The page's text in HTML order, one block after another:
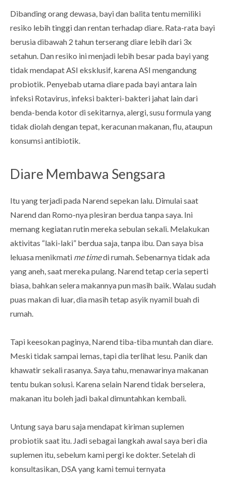
Dibanding orang dewasa, bayi dan balita tentu memiliki
resiko lebih tinggi dan rentan terhadap diare. Rata-rata bayi
berusia dibawah 2 tahun terserang diare lebih dari 3x
setahun. Dan resiko ini menjadi lebih besar pada bayi yang
tidak mendapat ASI eksklusif, karena ASI mengandung
probiotik. Penyebab utama diare pada bayi antara lain
infeksi Rotavirus, infeksi bakteri-bakteri jahat lain dari
benda-benda kotor di sekitarnya, alergi, susu formula yang
tidak diolah dengan tepat, keracunan makanan, flu, ataupun
konsumsi antibiotik.
Diare Membawa Sengsara
Itu yang terjadi pada Narend sepekan lalu. Dimulai saat
Narend dan Romo-nya plesiran berdua tanpa saya. Ini
memang kegiatan rutin mereka sebulan sekali. Melakukan
aktivitas “laki-laki” berdua saja, tanpa ibu. Dan saya bisa
leluasa menikmati me timedi rumah. Sebenarnya tidak ada
yang aneh, saat mereka pulang. Narend tetap ceria seperti
biasa, bahkan selera makannya pun masih baik. Walau sudah
puas makan di luar, dia masih tetap asyik nyamil buah di
rumah.
Tapi keesokan paginya, Narend tiba-tiba muntah dan diare.
Meski tidak sampai lemas, tapi dia terlihat lesu. Panik dan
khawatir sekali rasanya. Saya tahu, menawarinya makanan
tentu bukan solusi. Karena selain Narend tidak berselera,
makanan itu boleh jadi bakal dimuntahkan kembali.
Untung saya baru saja mendapat kiriman suplemen
probiotik saat itu. Jadi sebagai langkah awal saya beri dia
suplemen itu, sebelum kami pergi ke dokter. Setelah di
konsultasikan, DSA yang kami temui ternyata